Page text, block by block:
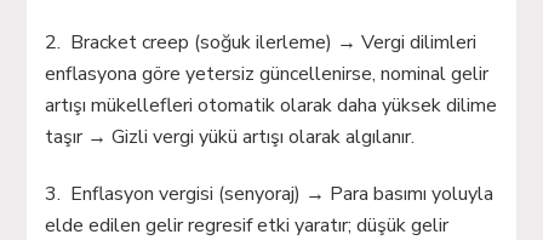
2. Bracket creep (soğuk ilerleme) → Vergi dilimleri
enflasyona göre yetersiz güncellenirse, nominal gelir
artışı mükellefleri otomatik olarak daha yüksek dilime
taşır → Gizli vergi yükü artışı olarak algılanır.
3. Enflasyon vergisi (senyoraj) → Para basımı yoluyla
elde edilen gelir regresif etki yaratır; düşük gelir